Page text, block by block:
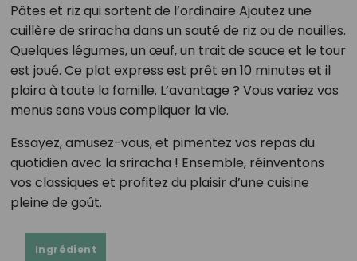
Pâtes et riz qui sortent de l’ordinaire Ajoutez une
cuillère de sriracha dans un sauté de riz ou de nouilles.
Quelques légumes, un œuf, un trait de sauce et le tour
est joué. Ce plat express est prêt en 10 minutes et il
plaira à toute la famille. L’avantage ? Vous variez vos
menus sans vous compliquer la vie.
Essayez, amusez-vous, et pimentez vos repas du
quotidien avec la sriracha ! Ensemble, réinventons
vos classiques et profitez du plaisir d’une cuisine
pleine de goût.
Ingrédient